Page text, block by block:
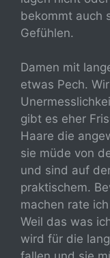
bekommt auch
Gefühlen.
Damen mit
etwas Pech.
gibt es eher
Haare die
sie müde von
und sind auf
praktischem.
machen rate
Weil das was
wird für die